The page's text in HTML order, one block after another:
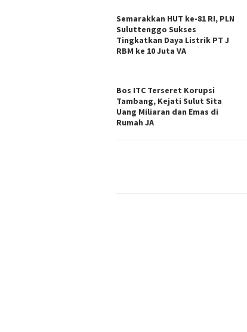
Semarakkan HUT ke-81 RI, PLN
Suluttenggo Sukses
Tingkatkan Daya Listrik PT J
RBM ke 10 Juta VA
Bos ITC Terseret Korupsi
Tambang, Kejati Sulut Sita
Uang Miliaran dan Emas di
Rumah JA